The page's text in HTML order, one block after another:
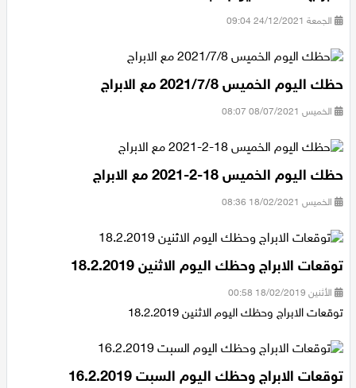
الجمعة 24/12/2021 09:04
حظك اليوم الخميس 2021/7/8 مع الابراج
الخميس 08/07/2021 08:07
حظك اليوم الخميس 18-2-2021 مع الابراج
الخميس 18/02/2021 08:36
توقعات الابراج وحظك اليوم الاثنين 18.2.2019
الأثنين 18/02/2019 00:58
توقعات الابراج وحظك اليوم الاثنين 18.2.2019
توقعات الابراج وحظك اليوم السبت 16.2.2019